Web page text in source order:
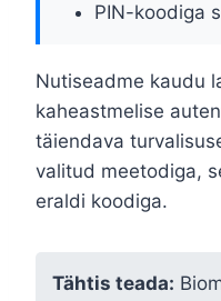
PIN-koodiga
Nutiseadme kaudu
kaheastmelise
täiendava
valitud meetodiga,
eraldi koodiga.
Tähtis teada: